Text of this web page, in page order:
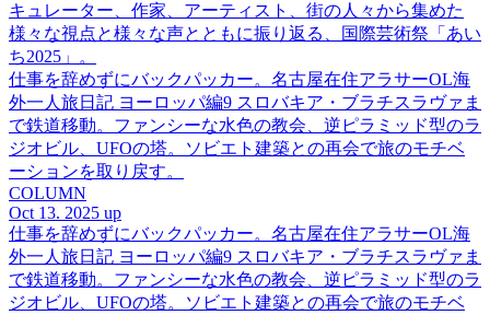
キュレーター、作家、アーティスト、街の人々から集めた
様々な視点と様々な声とともに振り返る、国際芸術祭「あい
ち2025」。
仕事を辞めずにバックパッカー。名古屋在住アラサーOL海
外一人旅日記 ヨーロッパ編9 スロバキア・ブラチスラヴァま
で鉄道移動。ファンシーな水色の教会、逆ピラミッド型のラ
ジオビル、UFOの塔。ソビエト建築との再会で旅のモチベ
ーションを取り戻す。
COLUMN
Oct 13. 2025 up
仕事を辞めずにバックパッカー。名古屋在住アラサーOL海
外一人旅日記 ヨーロッパ編9 スロバキア・ブラチスラヴァま
で鉄道移動。ファンシーな水色の教会、逆ピラミッド型のラ
ジオビル、UFOの塔。ソビエト建築との再会で旅のモチベ